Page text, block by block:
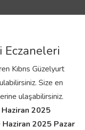
Eczaneleri
Kıbrıs Güzelyurt
Size en
ulaşabilirsiniz.
2025
Haziran 2025 Pazar